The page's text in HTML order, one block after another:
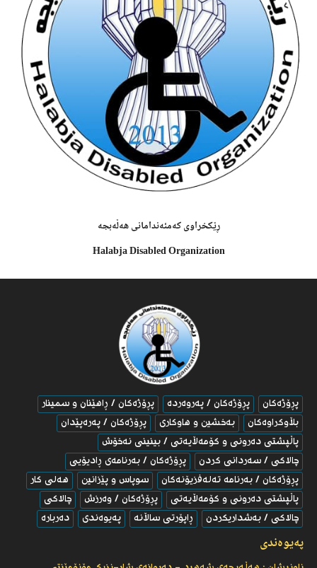
ڕێکخراوى کەمئەندامانى هەڵەبجە
Halabja Disabled Organization
پڕۆژەکان پڕۆژەکان / پەروەردە
پڕۆژەکان / ڕاهێنان و سمینار
بڵاوكراوه‌كان
به‌خشین و هاوکارى
پڕۆژەکان / پەرەپێدان
پاڵپشتی ده‌رونی و كۆمه‌ڵایه‌تی / بینینی نه‌خۆش
چالاکى / سه‌ردانی كردن
پڕۆژەکان / به‌رنامه‌ی ڕادیۆیی
پڕۆژەکان / به‌رنامه‌ ته‌له‌فزیۆنه‌كان
سوپاس و پێزانین
هەلی کار
پاڵپشتی ده‌رونی و كۆمه‌ڵایه‌تی
پڕۆژەکان / وەرزش
چالاکى
چالاکى / بەشداریکردن
ڕاپۆرتى ساڵانە پەیوەندى دەربارە
پەیوەندى